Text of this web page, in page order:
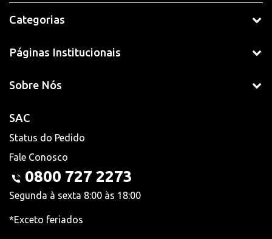
Categorias
Páginas Institucionais
Sobre Nós
SAC
Status do Pedido
Fale Conosco
0800 727 2273
Segunda à sexta 8:00 às 18:00
*Exceto feriados